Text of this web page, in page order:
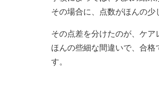
その場合に、点数がほんの少
その点差を分けたのが、ケア
ほんの些細な間違いで、合
す。